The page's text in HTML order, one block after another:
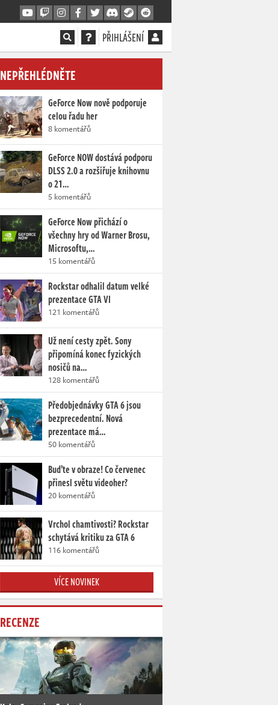
PŘIHLÁŠENÍ
NEPŘEHLÉDNĚTE
GeForce Now nově podporuje
celou řadu her
8 komentářů
GeForce NOW dostává podporu
DLSS 2.0 a rozšiřuje knihovnu
o 21…
5 komentářů
GeForce Now přichází o
všechny hry od Warner Brosu,
Microsoftu,…
15 komentářů
Rockstar odhalil datum velké
prezentace GTA VI
121 komentářů
Už není cesty zpět. Sony
připomíná konec fyzických
nosičů na…
128 komentářů
Předobjednávky GTA 6 jsou
bezprecedentní. Nová
prezentace má…
50 komentářů
Buďte v obraze! Co červenec
přinesl světu videoher?
20 komentářů
Vrchol chamtivosti? Rockstar
schytává kritiku za GTA 6
116 komentářů
VÍCE NOVINEK
RECENZE